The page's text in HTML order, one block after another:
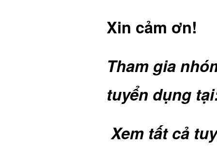
Xin cảm ơn!
Tham gia
tuyển dụng
Xem tất cả